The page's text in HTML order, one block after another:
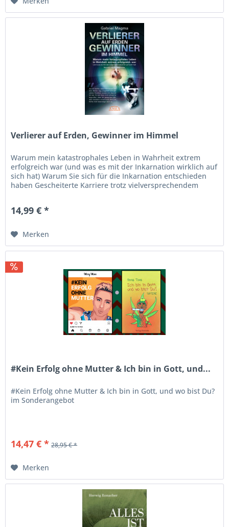
Verlierer auf Erden, Gewinner im Himmel
Warum mein katastrophales Leben in Wahrheit extrem
erfolgreich war (und was es mit der Inkarnation wirklich auf
sich hat) Warum Sie sich für die Inkarnation entschieden
haben Gescheiterte Karriere trotz vielversprechendem
14,99 € *
Merken
#Kein Erfolg ohne Mutter & Ich bin in Gott, und...
#Kein Erfolg ohne Mutter & Ich bin in Gott, und wo bist Du?
im Sonderangebot
14,47 € * 28,95 € *
Merken